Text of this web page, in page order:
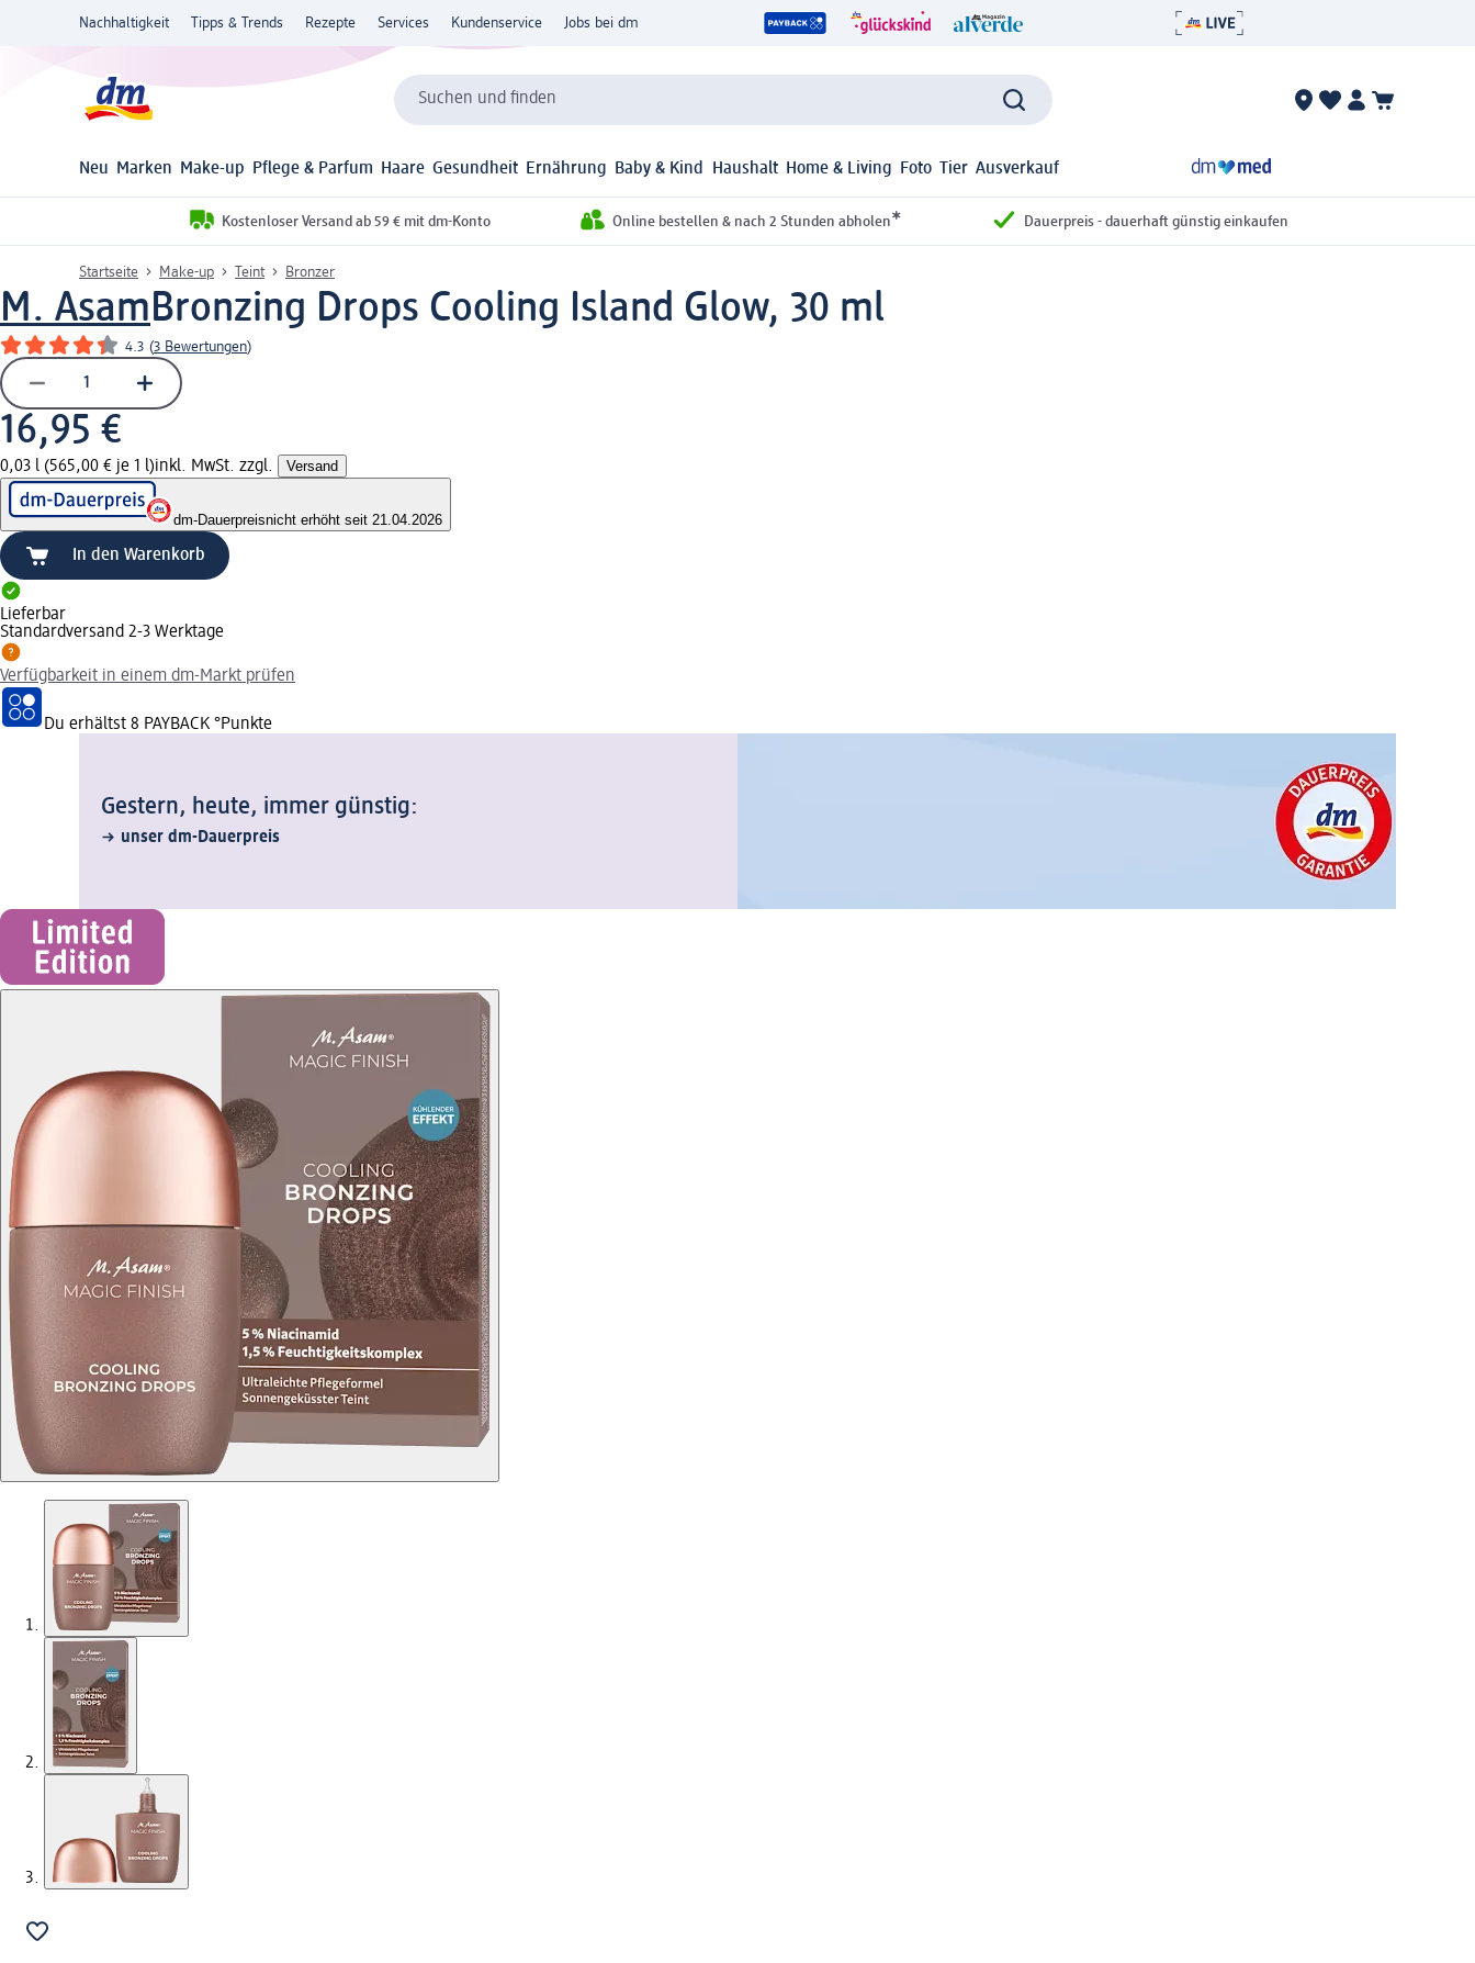
Nachhaltigkeit Tipps & Trends Rezepte Services Kundenservice Jobs bei dm
Suchen und finden
Neu Marken Make-up Pflege & Parfum Haare Gesundheit Ernährung Baby & Kind Haushalt Home & Living Foto Tier Ausverkauf
Kostenloser Versand ab 59 € mit dm-Konto Online bestellen & nach 2 Stunden abholen* Dauerpreis - dauerhaft günstig einkaufen
Startseite Make-up Teint Bronzer
M. AsamBronzing Drops Cooling Island Glow, 30 ml
4.3 (3 Bewertungen)
16,95 €
0,03 l (565,00 € je 1 l)inkl. MwSt. zzgl. Versand
dm-Dauerpreisnicht erhöht seit 21.04.2026
In den Warenkorb
Lieferbar
Standardversand 2-3 Werktage
Verfügbarkeit in einem dm-Markt prüfen
Du erhältst 8 PAYBACK °Punkte
Gestern, heute, immer günstig:
unser dm-Dauerpreis